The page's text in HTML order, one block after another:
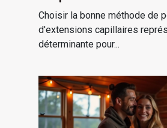
vous convient ?
Choisir la bonne méthode de
d'extensions capillaires
déterminante pour...